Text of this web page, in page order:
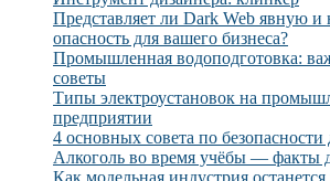
Представляет ли Dark Web явную
опасность для вашего бизнеса?
Промышленная водоподготовка:
советы
Типы электроустановок на
предприятии
4 основных совета по безопасности
Алкоголь во время учёбы — факты
Как модельная индустрия останется